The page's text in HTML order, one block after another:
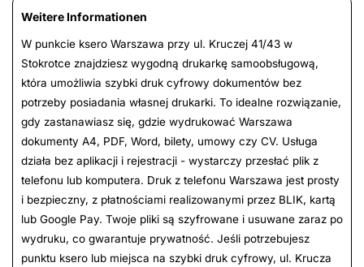
Weitere Informationen
W punkcie ksero Warszawa przy ul. Kruczej 41/43 w
Stokrotce znajdziesz wygodną drukarkę samoobsługową,
która umożliwia szybki druk cyfrowy dokumentów bez
potrzeby posiadania własnej drukarki. To idealne rozwiązanie,
gdy zastanawiasz się, gdzie wydrukować Warszawa
dokumenty A4, PDF, Word, bilety, umowy czy CV. Usługa
działa bez aplikacji i rejestracji - wystarczy przesłać plik z
telefonu lub komputera. Druk z telefonu Warszawa jest prosty
i bezpieczny, z płatnościami realizowanymi przez BLIK, kartą
lub Google Pay. Twoje pliki są szyfrowane i usuwane zaraz po
wydruku, co gwarantuje prywatność. Jeśli potrzebujesz
punktu ksero lub miejsca na szybki druk cyfrowy, ul. Krucza